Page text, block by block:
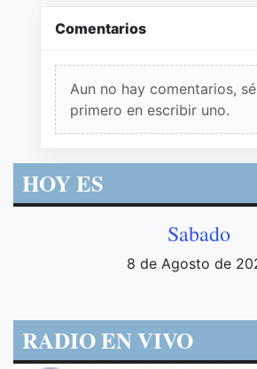
Comentarios
Aun no hay comentarios,
primero en escribir uno.
HOY ES
Sabado
8 de Agosto de
RADIO EN VIVO